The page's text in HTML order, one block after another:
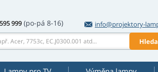
999 (po-pá 8-16)
info@projektory-